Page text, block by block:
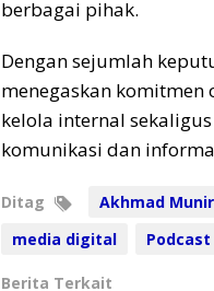
berbagai pihak.
Dengan sejumlah
menegaskan
kelola internal
komunikasi dan
Ditag Akhmad Munir
media digital
Podcast
Berita Terkait